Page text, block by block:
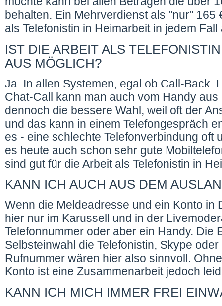
behalten. Ein Mehrverdienst als "nur"
als Telefonistin in Heimarbeit in jedem
IST DIE ARBEIT ALS
AUS MÖGLICH?
Ja. In allen Systemen, egal ob Call-Back.
Chat-Call kann man auch vom Handy
dennoch die bessere Wahl, weil oft der
und das kann in einem Telefongespräch
es - eine schlechte Telefonverbindung
es heute auch schon sehr gute
sind gut für die Arbeit als Telefonistin in
KANN ICH AUCH AUS DEM
Wenn die Meldeadresse und ein Konto in
hier nur im Karussell und in der
Telefonnummer oder aber ein Handy.
Selbsteinwahl die Telefonistin, Skype
Rufnummer wären hier also sinnvoll.
Konto ist eine Zusammenarbeit jedoch
KANN ICH MICH IMMER FREI